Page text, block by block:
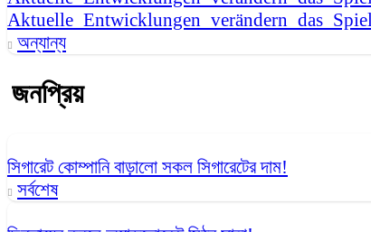
অন্যান্য
জনপ্রিয়
সিগারেট কোম্পানি বাড়ালো সকল সিগারেটের দাম!
সর্বশেষ